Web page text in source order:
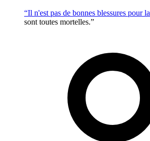
“Il n'est pas de bonnes blessures pour la
sont toutes mortelles.”